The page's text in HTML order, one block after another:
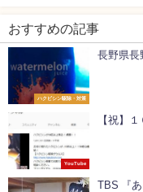
おすすめの記事
ハクビシン駆除・対策
長野県
YouTube
【祝】
TBS 『